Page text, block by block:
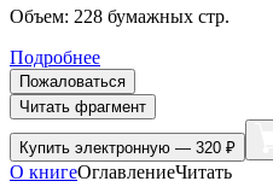
Объем: 228 бумажных стр.
Подробнее
Пожаловаться
Читать фрагмент
Купить электронную — 320 ₽
О книгеОглавлениеЧитать